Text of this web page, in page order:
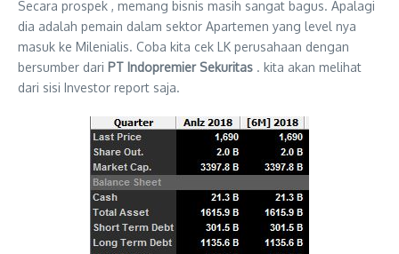
Secara prospek , memang bisnis masih sangat bagus. Apalagi
dia adalah pemain dalam sektor Apartemen yang level nya
masuk ke Milenialis. Coba kita cek LK perusahaan dengan
bersumber dari PT Indopremier Sekuritas . kita akan melihat
dari sisi Investor report saja.